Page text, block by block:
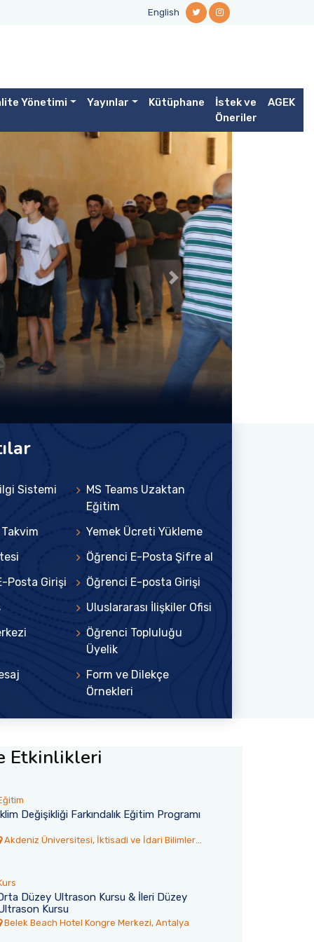
English
Yönetimi Yayınlar Kütüphane
İstek ve
Öneriler
AGEK
Fakültesinde
Akademik Kurul
Sistemi
MS Teams Uzaktan
Eğitim
Yemek Ücreti Yükleme
Öğrenci E-Posta Şifre al
Posta Girişi
Öğrenci E-posta Girişi
Uluslararası İlişkiler Ofisi
Öğrenci Topluluğu
Üyelik
Form ve Dilekçe
Örnekleri
Akdeniz TÖMER’den 77
Etkinlikleri
Değişikliği Farkındalık Eğitim Programı
Akdeniz Üniversitesi, İktisadi ve İdari Bilimler
Düzey Ultrason Kursu & İleri Düzey
Kursu
Belek Beach Hotel Kongre Merkezi, Antalya